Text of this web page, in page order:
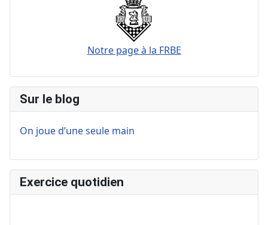
Notre page à la FRBE
Sur le blog
On joue d’une seule main
Exercice quotidien